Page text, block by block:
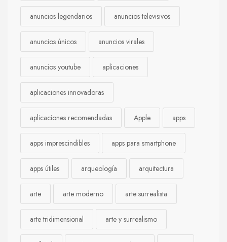
anuncios legendarios anuncios televisivos
anuncios únicos anuncios virales
anuncios youtube aplicaciones
aplicaciones innovadoras
aplicaciones recomendadas Apple apps
apps imprescindibles apps para smartphone
apps útiles arqueología arquitectura
arte arte moderno arte surrealista
arte tridimensional arte y surrealismo